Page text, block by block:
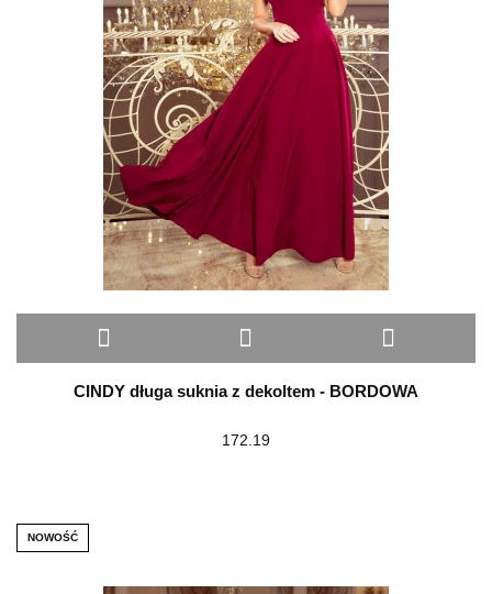
CINDY długa suknia z dekoltem - BORDOWA
172.19
NOWOŚĆ